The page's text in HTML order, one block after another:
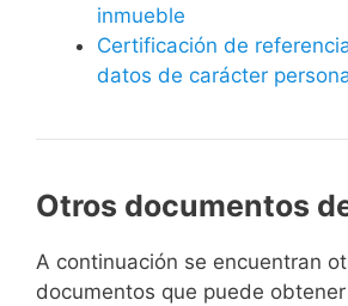
inmueble
Certificación de
datos de carácter
Otros documentos
A continuación se encuentran
documentos que puede